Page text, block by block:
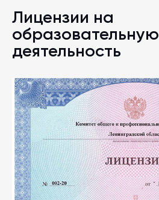
Лицензии на
образовательную
деятельность